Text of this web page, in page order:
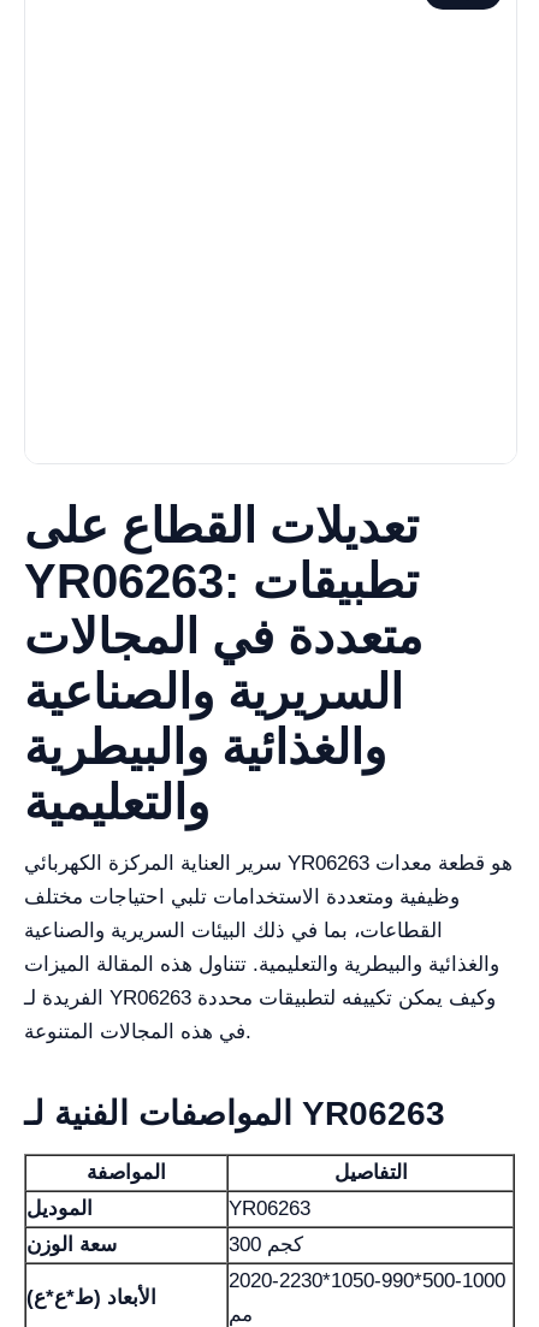
تعديلات القطاع على
YR06263: تطبيقات
متعددة في المجالات
السريرية والصناعية
والغذائية والبيطرية
والتعليمية
سرير العناية المركزة الكهربائي YR06263 هو قطعة معدات
وظيفية ومتعددة الاستخدامات تلبي احتياجات مختلف
القطاعات، بما في ذلك البيئات السريرية والصناعية
والغذائية والبيطرية والتعليمية. تتناول هذه المقالة الميزات
الفريدة لـ YR06263 وكيف يمكن تكييفه لتطبيقات محددة
في هذه المجالات المتنوعة.
المواصفات الفنية لـ YR06263
المواصفة
التفاصيل
الموديل
YR06263
سعة الوزن
300 كجم
الأبعاد (ط*ع*ع)
2020-2230*1050-990*500-1000
مم